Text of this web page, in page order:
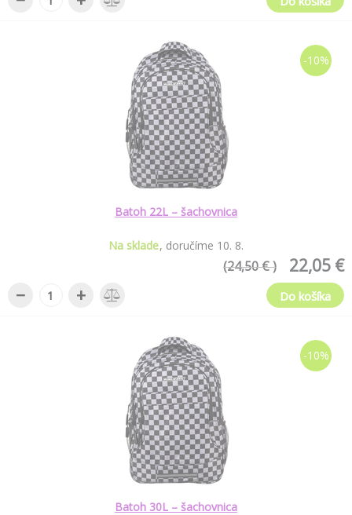
-10%
Batoh 22L – šachovnica
Na sklade doručíme 10. 8.
22,05 €
(24,50 € )
− + Do košíka
-10%
Batoh 30L – šachovnica